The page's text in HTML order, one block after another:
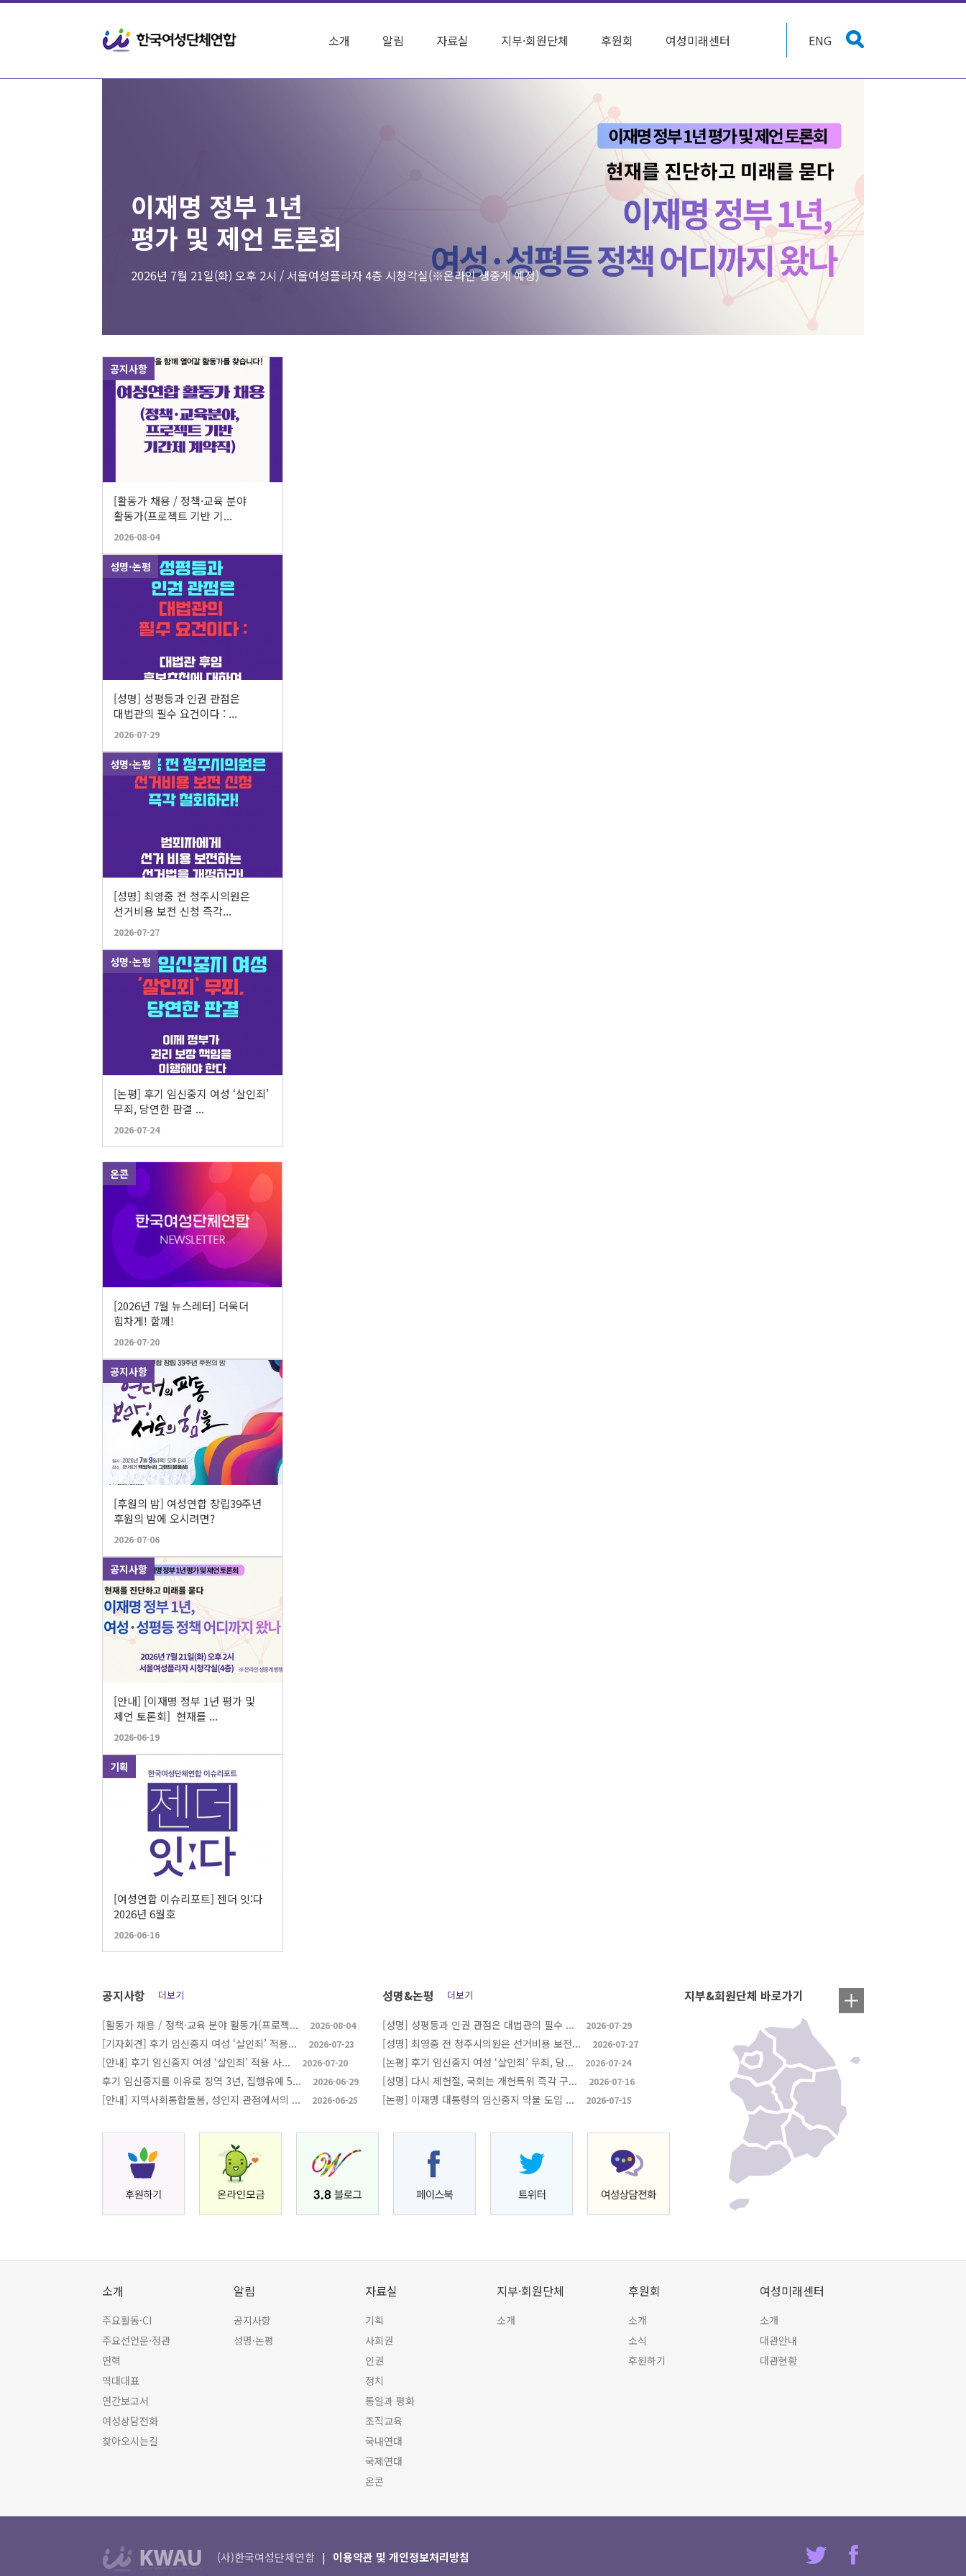
소개 알림 자료실 지부·회원단체 후원회 여성미래센터 ENG
이재명 정부 1년
평가 및 제언 토론회
2026년 7월 21일(화) 오후 2시 / 서울여성플라자 4층 시청각실(※온라인 생중계 예정)
한국여성단체연합 창립39주년
후원의 밤 연대의 파동, 보라!
서로의 힘을
2026년 7월 9일(목) 오후 6시 / 연세대 백양누리 그랜드볼룸AB
여성연합
이슈리포트
젠더 잇:다
이슈리포트 [젠더 잇:다] 6월호 읽으러 가기
공지사항
[활동가 채용 / 정책·교육 분야
활동가(프로젝트 기반 기...
2026-08-04
성명·논평
[성명] 성평등과 인권 관점은
대법관의 필수 요건이다 : ...
2026-07-29
성명·논평
[성명] 최영중 전 청주시의원은
선거비용 보전 신청 즉각...
2026-07-27
성명·논평
[논평] 후기 임신중지 여성 ‘살인죄’
무죄, 당연한 판결 ...
2026-07-24
온콘
[2026년 7월 뉴스레터] 더욱더
힘차게! 함께!
2026-07-20
공지사항
[후원의 밤] 여성연합 창립39주년
후원의 밤에 오시려면?
2026-07-06
공지사항
[안내] [이재명 정부 1년 평가 및
제언 토론회] 현재를 ...
2026-06-19
기획
[여성연합 이슈리포트] 젠더 잇:다
2026년 6월호
2026-06-16
공지사항 더보기
[활동가 채용 / 정책·교육 분야 활동가(프로젝... 2026-08-04
[기자회견] 후기 임신중지 여성 ‘살인죄’ 적용... 2026-07-23
[안내] 후기 임신중지 여성 ‘살인죄’ 적용 사... 2026-07-20
후기 임신중지를 이유로 징역 3년, 집행유예 5... 2026-06-29
[안내] 지역사회통합돌봄, 성인지 관점에서의 ... 2026-06-25
성명&논평 더보기
[성명] 성평등과 인권 관점은 대법관의 필수 ... 2026-07-29
[성명] 최영중 전 청주시의원은 선거비용 보전... 2026-07-27
[논평] 후기 임신중지 여성 ‘살인죄’ 무죄, 당... 2026-07-24
[성명] 다시 제헌절, 국회는 개헌특위 즉각 구... 2026-07-16
[논평] 이재명 대통령의 임신중지 약물 도입 ... 2026-07-15
지부&회원단체 바로가기
소개
주요활동·CI
주요선언문·정관
연혁
역대대표
연간보고서
여성상담전화
찾아오시는길
알림
공지사항
성명·논평
자료실
기획
사회권
인권
정치
통일과 평화
조직교육
국내연대
국제연대
온콘
지부·회원단체
소개
후원회
소개
소식
후원하기
여성미래센터
소개
대관안내
대관현황
(사)한국여성단체연합 이용약관 및 개인정보처리방침